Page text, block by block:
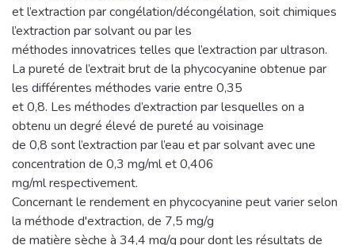
et l’extraction par congélation/décongélation, soit chimiques
l’extraction par solvant ou par les
méthodes innovatrices telles que l’extraction par ultrason.
La pureté de l’extrait brut de la phycocyanine obtenue par
les différentes méthodes varie entre 0,35
et 0,8. Les méthodes d’extraction par lesquelles on a
obtenu un degré élevé de pureté au voisinage
de 0,8 sont l’extraction par l’eau et par solvant avec une
concentration de 0,3 mg/ml et 0,406
mg/ml respectivement.
Concernant le rendement en phycocyanine peut varier selon
la méthode d'extraction, de 7,5 mg/g
de matière sèche à 34,4 mg/g pour dont les résultats de